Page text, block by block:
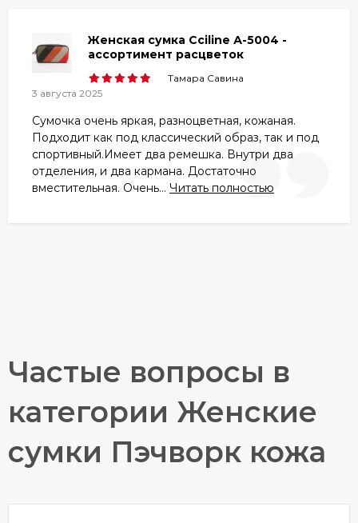
вы можете ознакомиться в товарах или разделе
«Отзывы»
Любой из представленных товаров
можете в разделеГарантия и брак.
Женская сумка Cciline А-5004 -
ассортимент расцветок
Тамара Савина
3 августа 2025
Сумочка очень яркая, разноцветная, кожаная.
Подходит как под классический образ, так и под
спортивный.Имеет два ремешка. Внутри два
отделения, и два кармана. Достаточно
вместительная. Очень... Читать полностью
Частые вопросы в
категории Женские
сумки Пэчворк кожа